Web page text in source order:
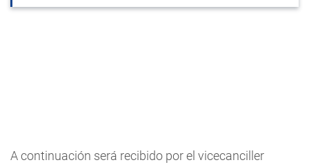
A continuación será recibido por el vicecanciller